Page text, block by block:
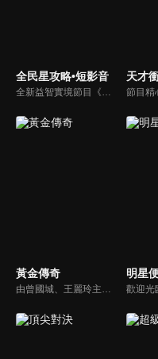
全民星攻略•短影音 天才
黃金傳奇
由曾國城、王麗玲主持，許多人記憶中的經典外景綜藝節目之一。每次闖關成功的隊伍，可獲得藏寶圖；拼湊出完整藏寶圖者，可憑著藏寶圖提示至寶箱放置處；最後以正確寶箱之正確答案鑰匙開啟成功者，除隊長本身外的每位參賽者，即可獲得價值新台幣5萬元之黃金金牌。
明星